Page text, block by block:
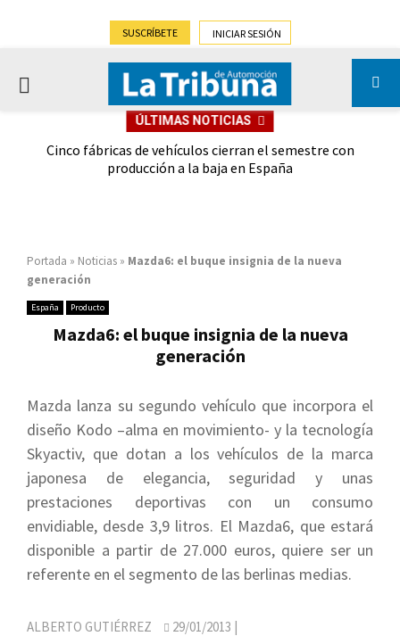
SUSCRÍBETE INICIAR SESIÓN
PRIMARY
ÚLTIMAS NOTICIAS
Cinco fábricas de vehículos cierran el semestre con
producción a la baja en España
Portada » Noticias » Mazda6: el buque insignia de la nueva
generación
España Producto
Mazda6: el buque insignia de la nueva
generación
Mazda lanza su segundo vehículo que incorpora el
diseño Kodo –alma en movimiento- y la tecnología
Skyactiv, que dotan a los vehículos de la marca
japonesa de elegancia, seguridad y unas
prestaciones deportivas con un consumo
envidiable, desde 3,9 litros. El Mazda6, que estará
disponible a partir de 27.000 euros, quiere ser un
referente en el segmento de las berlinas medias.
ALBERTO GUTIÉRREZ 29/01/2013 |